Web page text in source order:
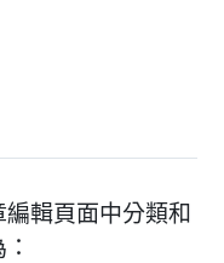
輯頁面中分類和